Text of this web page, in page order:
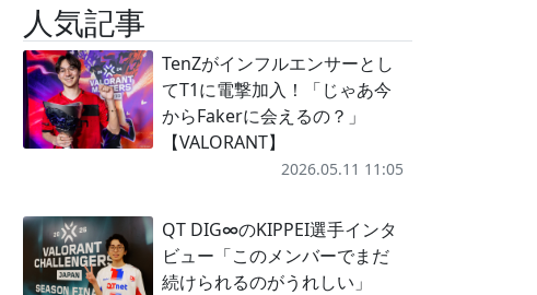
人気記事
TenZがインフルエンサーとし
てT1に電撃加入！「じゃあ今
からFakerに会えるの？」
【VALORANT】
2026.05.11 11:05
QT DIG∞のKIPPEI選手インタ
ビュー「このメンバーでまだ
続けられるのがうれしい」